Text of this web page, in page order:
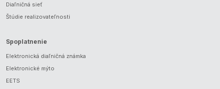
Diaľničná sieť
Štúdie realizovateľnosti
Spoplatnenie
Elektronická diaľničná známka
Elektronické mýto
EETS